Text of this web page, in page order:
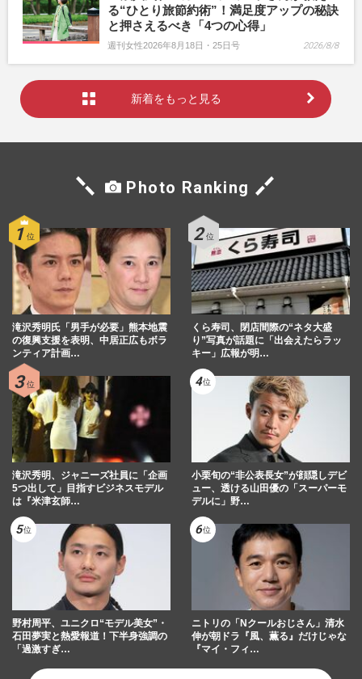
る“ひとり旅節約術”！満足度アップの秘訣
と押さえるべき「4つの心得」
週刊女性2026年8月18日・25日号 2026/8/8
新着をもっと見る
Photo Ranking
滝沢秀明氏「男手が必要」熊本地震
の復興支援を表明、中居正広もボラ
ンティア計画…
くら寿司、閉店間際の“ネタ大盛
り”写真が話題に「出会えたらラッ
キー」広報が明…
滝沢秀明、ジャニーズ社員に「企画
5つ出して」目指すビジネスモデル
は『米津玄師…
小栗旬の“非公表長女”が顔隠しデビ
ュー、透ける山田優の「スーパーモ
デルに」野…
野村周平、ユニクロ“モデル美女”・
石田夢実と熱愛報道！下半身強調の
「過激すぎ…
ニトリの「Nクールおじさん」清水
伸が朝ドラ『風、薫る』だけじゃな
『マイ・フィ…